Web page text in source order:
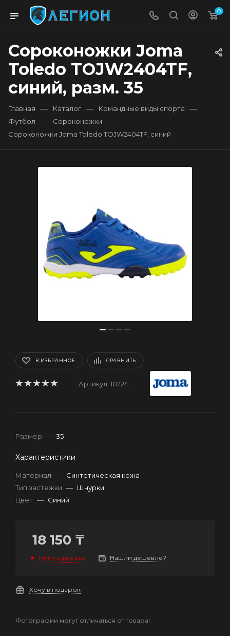
0
Сороконожки Joma
Toledo TOJW2404TF,
синий, разм. 35
Главная — Каталог — Командные виды спорта —
Футбол — Сороконожки —
Сороконожки Joma Toledo TOJW2404TF, синий
В ИЗБРАННОЕ СРАВНИТЬ
Артикул: 10224
Размер — 35
Характеристики
Материал — Синтетическая кожа
Тип застежки — Шнурки
Цвет — Синий
18 150 ₸
Нет в наличии Нашли дешевле?
Хочу в подарок
Фотографии могут отличаться от товара!